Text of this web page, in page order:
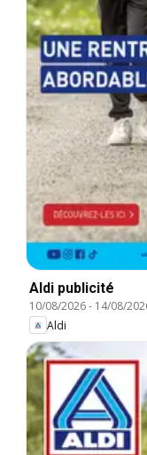
Aldi publicité
10/08/2026- 14/08/
Aldi